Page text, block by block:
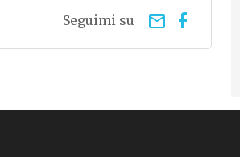
email
Seguimi su